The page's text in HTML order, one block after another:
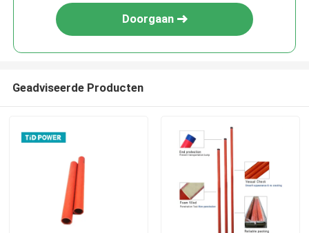
Doorgaan
Geadviseerde Producten